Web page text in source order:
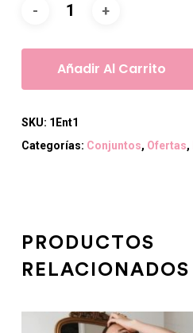
Añadir Al Carrito
SKU: 1Ent1
Categorías: Conjuntos, Ofertas,
PRODUCTOS
RELACIONADOS